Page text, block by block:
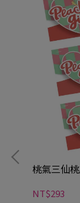
桃氣三仙
NT$293